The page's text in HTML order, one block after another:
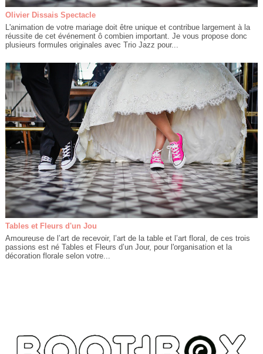
Olivier Dissais Spectacle
L'animation de votre mariage doit être unique et contribue largement à la
réussite de cet événement ô combien important. Je vous propose donc
plusieurs formules originales avec Trio Jazz pour...
Tables et Fleurs d'un Jou
Amoureuse de l’art de recevoir, l’art de la table et l’art floral, de ces trois
passions est né Tables et Fleurs d’un Jour, pour l'organisation et la
décoration florale selon votre...